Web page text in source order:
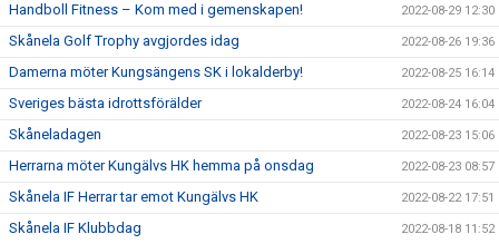
Handboll Fitness – Kom med i gemenskapen! 2022-08-29 12:30
Skånela Golf Trophy avgjordes idag 2022-08-26 19:36
Damerna möter Kungsängens SK i lokalderby! 2022-08-25 16:14
Sveriges bästa idrottsförälder 2022-08-24 16:04
Skåneladagen 2022-08-23 15:06
Herrarna möter Kungälvs HK hemma på onsdag 2022-08-23 08:57
Skånela IF Herrar tar emot Kungälvs HK 2022-08-22 17:51
Skånela IF Klubbdag 2022-08-18 11:52